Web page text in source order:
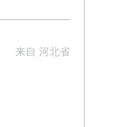
来自 河北省